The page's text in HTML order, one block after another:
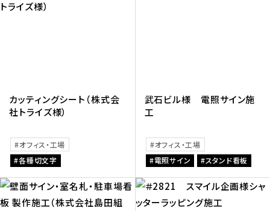
カッティングシート（株式会
社トライズ様）
オフィス・工場
各種切文字
武石ビル様 電照サイン施
工
オフィス・工場
電照サイン
スタンド看板